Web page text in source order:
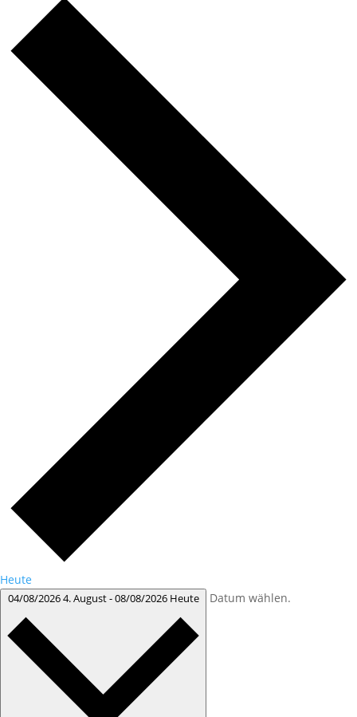
Heute
04/08/20264. August-08/08/2026 Heute Datum wählen.